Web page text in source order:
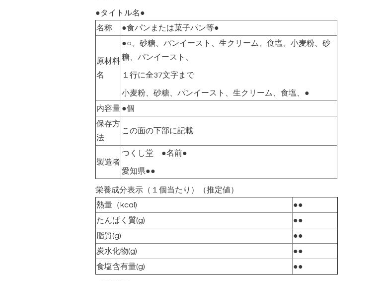
●タイトル名●
名称
●食パンまたは菓子パン等●
原材料
名
●○、砂糖、パンイースト、生クリーム、食塩、小麦粉、砂
糖、パンイースト、
１行に全37文字まで
小麦粉、砂糖、パンイースト、生クリーム、食塩、●
内容量 ●個
保存方
法
この面の下部に記載
製造者
つくし堂 ●名前●
愛知県●●
栄養成分表示（１個当たり）（推定値）
熱量（kcal)
●●
たんぱく質(g)
●●
脂質(g)
●●
炭水化物(g)
●●
食塩含有量(g)
●●